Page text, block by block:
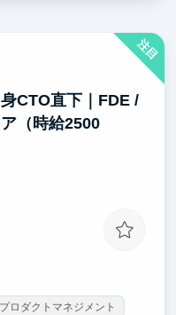
プロジェクトを動か
、このような経験は
ません。ハイレベル
でき、将来の起業・
注目
CTO直下｜FDE /
（時給2500
プロダクトマネジメント